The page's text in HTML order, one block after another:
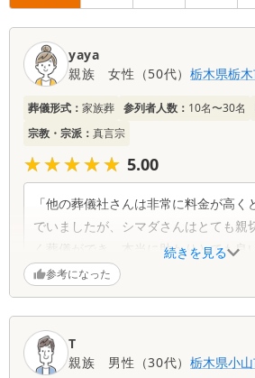
続きを見る
yaya
親族
女性 （50代）栃木県栃
葬儀形式： 家族葬 参列者人数： 10名〜30名
宗教・宗派： 真言宗
★★★★★
★★★★★ 5.00
「他の葬儀社さんは非常に料金が高く
でいましたが、シマダさんはとても親
く葬儀ができ、本当に助かりとても良
参考になった
T
親族
男性 （30代）栃木県小